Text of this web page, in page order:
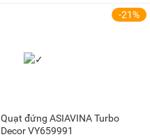
-21%
Quạt đứng ASIAVINA Turbo
Decor VY659991